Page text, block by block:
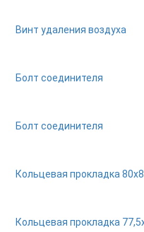
Винт удаления воздуха
Болт соединителя
Болт соединителя
Кольцевая прокладка
Кольцевая прокладка